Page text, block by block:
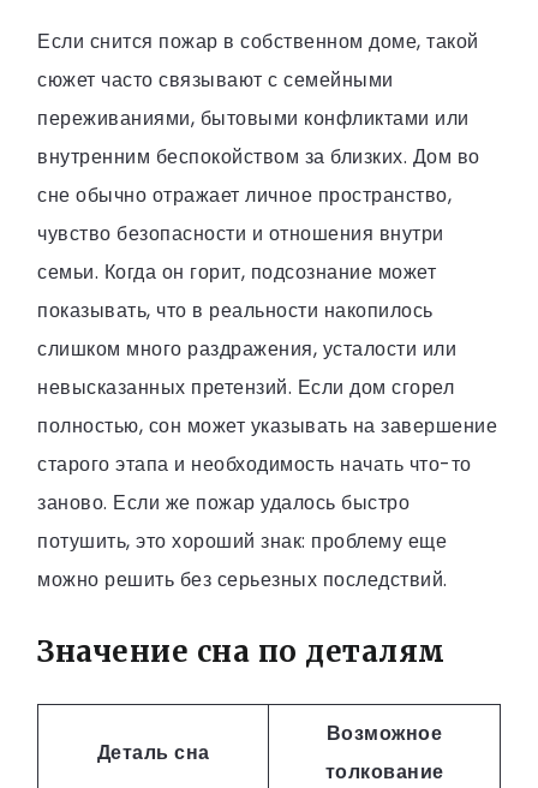
Если снится пожар в собственном доме, такой
сюжет часто связывают с семейными
переживаниями, бытовыми конфликтами или
внутренним беспокойством за близких. Дом во
сне обычно отражает личное пространство,
чувство безопасности и отношения внутри
семьи. Когда он горит, подсознание может
показывать, что в реальности накопилось
слишком много раздражения, усталости или
невысказанных претензий. Если дом сгорел
полностью, сон может указывать на завершение
старого этапа и необходимость начать что-то
заново. Если же пожар удалось быстро
потушить, это хороший знак: проблему еще
можно решить без серьезных последствий.
Значение сна по деталям
Деталь сна
Возможное
толкование